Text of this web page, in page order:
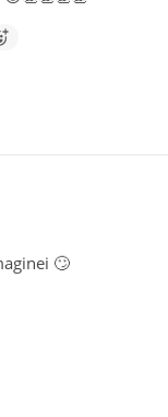
🙄